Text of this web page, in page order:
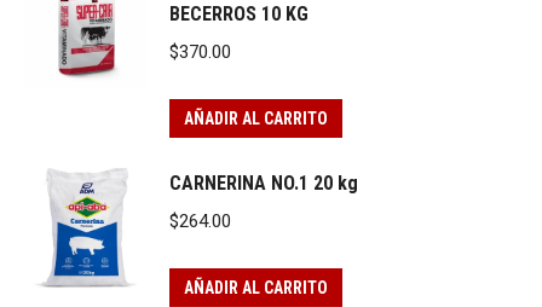
BECERROS 10 KG
$370.00
AÑADIR AL CARRITO
CARNERINA NO.1 20 kg
$264.00
AÑADIR AL CARRITO